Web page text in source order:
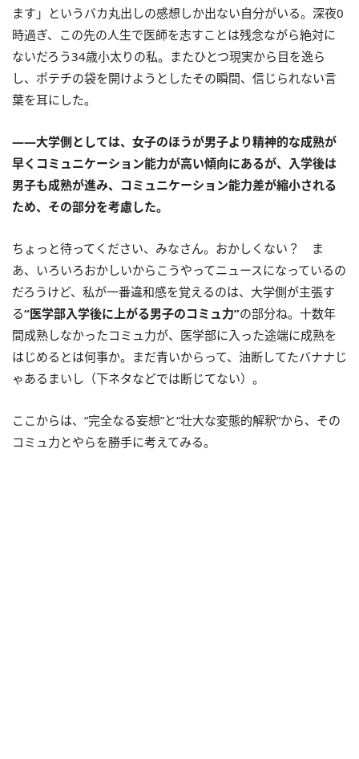
ます」というバカ丸出しの感想しか出ない自分がいる。深夜0
時過ぎ、この先の人生で医師を志すことは残念ながら絶対に
ないだろう34歳小太りの私。またひとつ現実から目を逸ら
し、ポテチの袋を開けようとしたその瞬間、信じられない言
葉を耳にした。
――大学側としては、女子のほうが男子より精神的な成熟が
早くコミュニケーション能力が高い傾向にあるが、入学後は
男子も成熟が進み、コミュニケーション能力差が縮小される
ため、その部分を考慮した。
ちょっと待ってください、みなさん。おかしくない？ ま
あ、いろいろおかしいからこうやってニュースになっているの
だろうけど、私が一番違和感を覚えるのは、大学側が主張す
る“医学部入学後に上がる男子のコミュ力”の部分ね。十数年
間成熟しなかったコミュ力が、医学部に入った途端に成熟を
はじめるとは何事か。まだ青いからって、油断してたバナナじ
ゃあるまいし（下ネタなどでは断じてない）。
ここからは、“完全なる妄想”と“壮大な変態的解釈”から、その
コミュ力とやらを勝手に考えてみる。